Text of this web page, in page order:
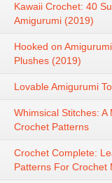
Kawaii Crochet: 40
Amigurumi (2019)
Hooked on
Plushes (2019)
Lovable Amigurumi
Whimsical Stitches:
Crochet Patterns
Crochet Complete:
Patterns For Crochet